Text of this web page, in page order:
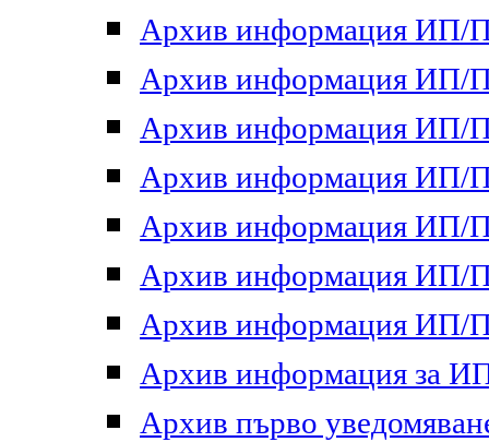
Архив информация ИП/
Архив информация ИП/
Архив информация ИП/
Архив информация ИП/
Архив информация ИП/
Архив информация ИП/
Архив информация ИП/
Архив информация за
Архив първо